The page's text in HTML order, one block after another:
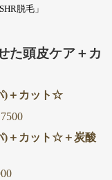
脱毛」
頭皮ケア＋カ
)＋カット☆
7500
)＋カット☆＋炭酸